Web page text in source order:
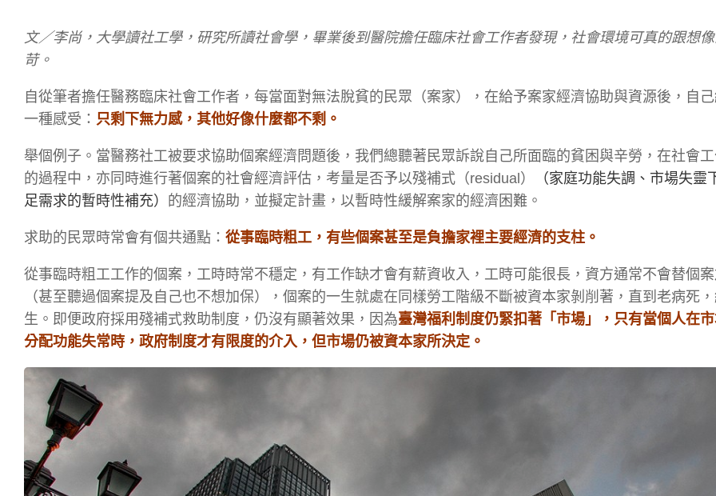
文／李尚，大學讀社工學，研究所讀社會學，畢業後到醫院擔任臨床社會工作者發現，社會環境可真的跟想
苛。
自從筆者擔任醫務臨床社會工作者，每當面對無法脫貧的民眾（案家），在給予案家經濟協助與資源後，自
一種感受： 只剩下無力感，其他好像什麼都不剩。
舉個例子。當醫務社工被要求協助個案經濟問題後，我們總聽著民眾訴說自己所面臨的貧困與辛勞，在社會
的過程中，亦同時進行著個案的社會經濟評估，考量是否予以殘補式（residual）
（家庭功能失調、市場失靈
足需求的暫時性補充） 的經濟協助，並擬定計畫，以暫時性緩解案家的經濟困難。
求助的民眾時常會有個共通點： 從事臨時粗工，有些個案甚至是負擔家裡主要經濟的支柱。
從事臨時粗工工作的個案，工時時常不穩定，有工作缺才會有薪資收入，工時可能很長，資方通常不會替個
（甚至聽過個案提及自己也不想加保），個案的一生就處在同樣勞工階級不斷被資本家剝削著，直到老病死
生。即便政府採用殘補式救助制度，仍沒有顯著效果，因為臺灣福利制度仍緊扣著「市場」，只有當個人在
分配功能失常時，政府制度才有限度的介入，但市場仍被資本家所決定。